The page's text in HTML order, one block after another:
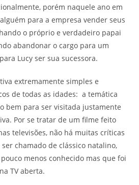
porém naquele ano em
para a empresa vender seus
o próprio e verdadeiro papai
abandonar o cargo para um
Lucy ser sua sucessora.
extremamente simples e
de todas as idades: a temática
bem para ser visitada justamente
Por se tratar de um filme feito
televisões, não há muitas críticas
chamado de clássico natalino,
menos conhecido mas que foi
TV aberta.